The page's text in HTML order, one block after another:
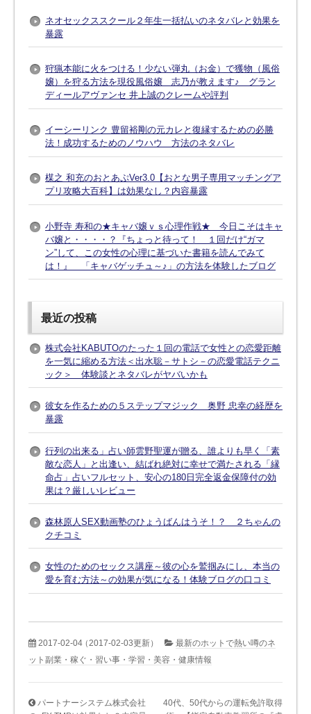
ネオセックススクール２年生一括払いのネタバレと効果を
暴露
狩猟本能に火をつける！少ない弾丸（お金）で獲物（風俗
嬢）を狩る方法を現役風俗嬢 志乃が教えます♪ グラン
ディールアヴァンセ 井上誠のクレームや評判
イーシーリンク 豊留裕剛の元カレと復縁するための必勝
法！成功するためのノウハウ 方法のネタバレ
楳之 和充のおとあぷVer3.0【おとな男子専用マッチングア
プリ攻略大百科】は効果なし？内容暴露
小野寺 寿和の★キャバ嬢ｖｓ心理作戦★ 今日こそはキャ
バ嬢と・・・・？『ちょっと待って！ １回だけ“ガマ
ン”して、この女性の心理に基づいた書籍を読んでみて
は！』 「キャバゲッチュ～♪」の方法を体験したブログ
最近の投稿
株式会社KABUTOのたった１回の電話で女性との恋愛距離
を一気に縮める方法＜出水聡－サトシ－の恋愛電話テクニ
ック＞ 体験談とネタバレがヤバいかも
彼女を作るための５ステップマジック 奥野 忠幸の経歴を
暴露
行列の出来る」占い師雲野聖運が贈る、誰よりも早く「素
敵な恋人」と出逢い、結ばれ絶対に幸せで満たされる「縁
命占」占いフルセット、安心の180日完全返金保障付の効
果は？厳しいレビュー
森林原人SEX動画塾のひょうばんはうそ！？ ２ちゃんの
クチコミ
女性のためのセックス講座～彼の心を鷲掴みにし、本当の
愛を育む方法～の効果が気になる！体験ブログの口コミ
2017-02-04（2017-02-03更新）
最新のホットで熱い噂のネ
ット副業・稼ぐ・習い事・学習・美容・健康情報
パートナーシステム株式会社
40代、50代からの運転免許取得